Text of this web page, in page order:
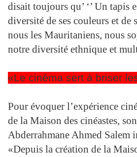
disait toujours qu’ ‘’ Un tapis
diversité de ses couleurs et de
nous les Mauritaniens, nous
notre diversité ethnique et
«Le cinéma sert à briser
Pour évoquer l’expérience
de la Maison des cinéastes,
Abderrahmane Ahmed Salem
«Depuis la création de la